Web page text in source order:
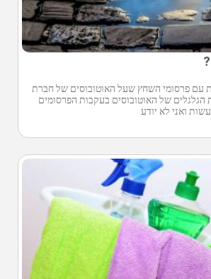
עם פרסומי השחץ שעל האוטובוסים של חברת
הגלגלים של האוטובוסים בעקבות הפרסומים
ואני לא יודע